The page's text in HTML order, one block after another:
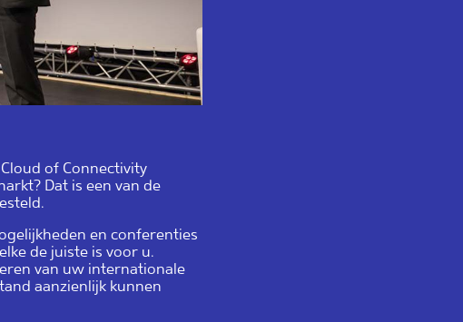
of Connectivity
Dat is een van de
en conferenties
de juiste is voor u.
van uw internationale
aanzienlijk kunnen